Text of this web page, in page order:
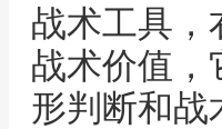
战术工具，
战术价值，
形判断和战